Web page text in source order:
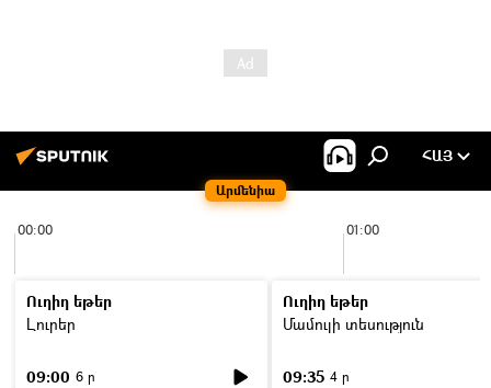
Արմենիա
ՀԱՅ
00:00 01:00
Ուղիղ եթեր
Լուրեր
09:00 6 ր
Ուղիղ եթեր
Մամուլի տեսություն
09:35 4 ր